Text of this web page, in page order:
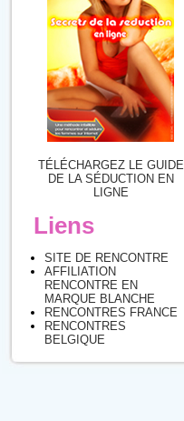
TÉLÉCHARGEZ LE GUIDE
DE LA SÉDUCTION EN
LIGNE
Liens
SITE DE RENCONTRE
AFFILIATION
RENCONTRE EN
MARQUE BLANCHE
RENCONTRES FRANCE
RENCONTRES
BELGIQUE